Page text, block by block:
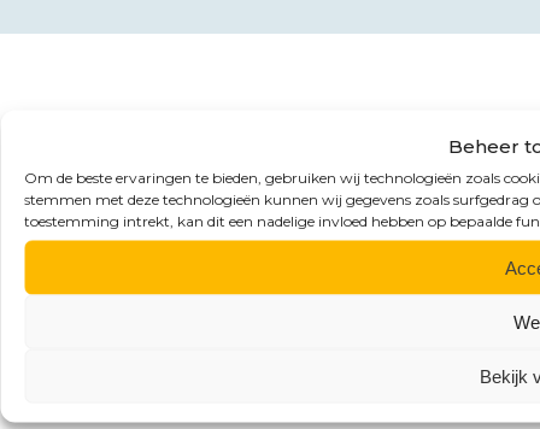
Beheer
Om de beste ervaringen te bieden, gebruiken wij technologieën zoals
stemmen met deze technologieën kunnen wij gegevens zoals surfgedrag
toestemming intrekt, kan dit een nadelige invloed hebben op bepaalde
Bekijk